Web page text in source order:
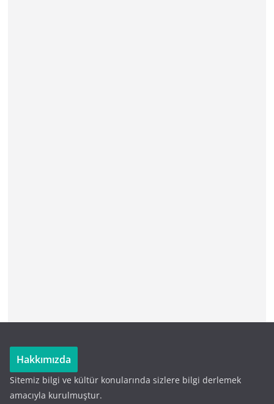
Hakkımızda
Sitemiz bilgi ve kültür konularında sizlere bilgi derlemek
amacıyla kurulmuştur.